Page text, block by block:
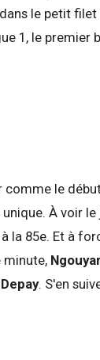
le petit filet
1, le
le
À voir
la 85e. Et à
minute,
Depay. S'en